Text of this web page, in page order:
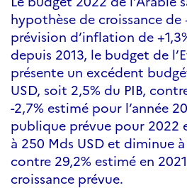
hypothèse de croissance de
prévision d’inflation de
depuis 2013, le budget de
présente un excédent
USD, soit 2,5% du PIB,
-2,7% estimé pour l’année
publique prévue pour 2022
à 250 Mds USD et diminue à
contre 29,2% estimé en
croissance prévue.